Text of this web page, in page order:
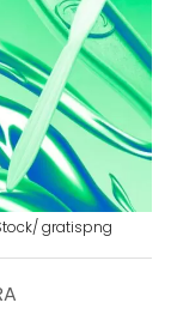
gratispng